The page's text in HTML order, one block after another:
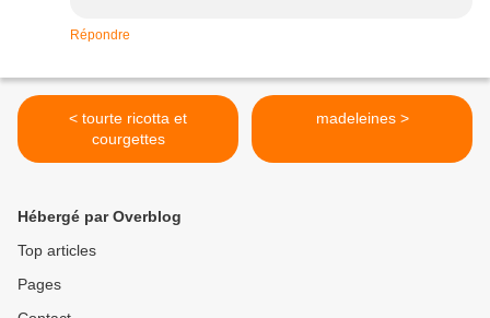
Répondre
< tourte ricotta et
courgettes
madeleines >
Hébergé par Overblog
Top articles
Pages